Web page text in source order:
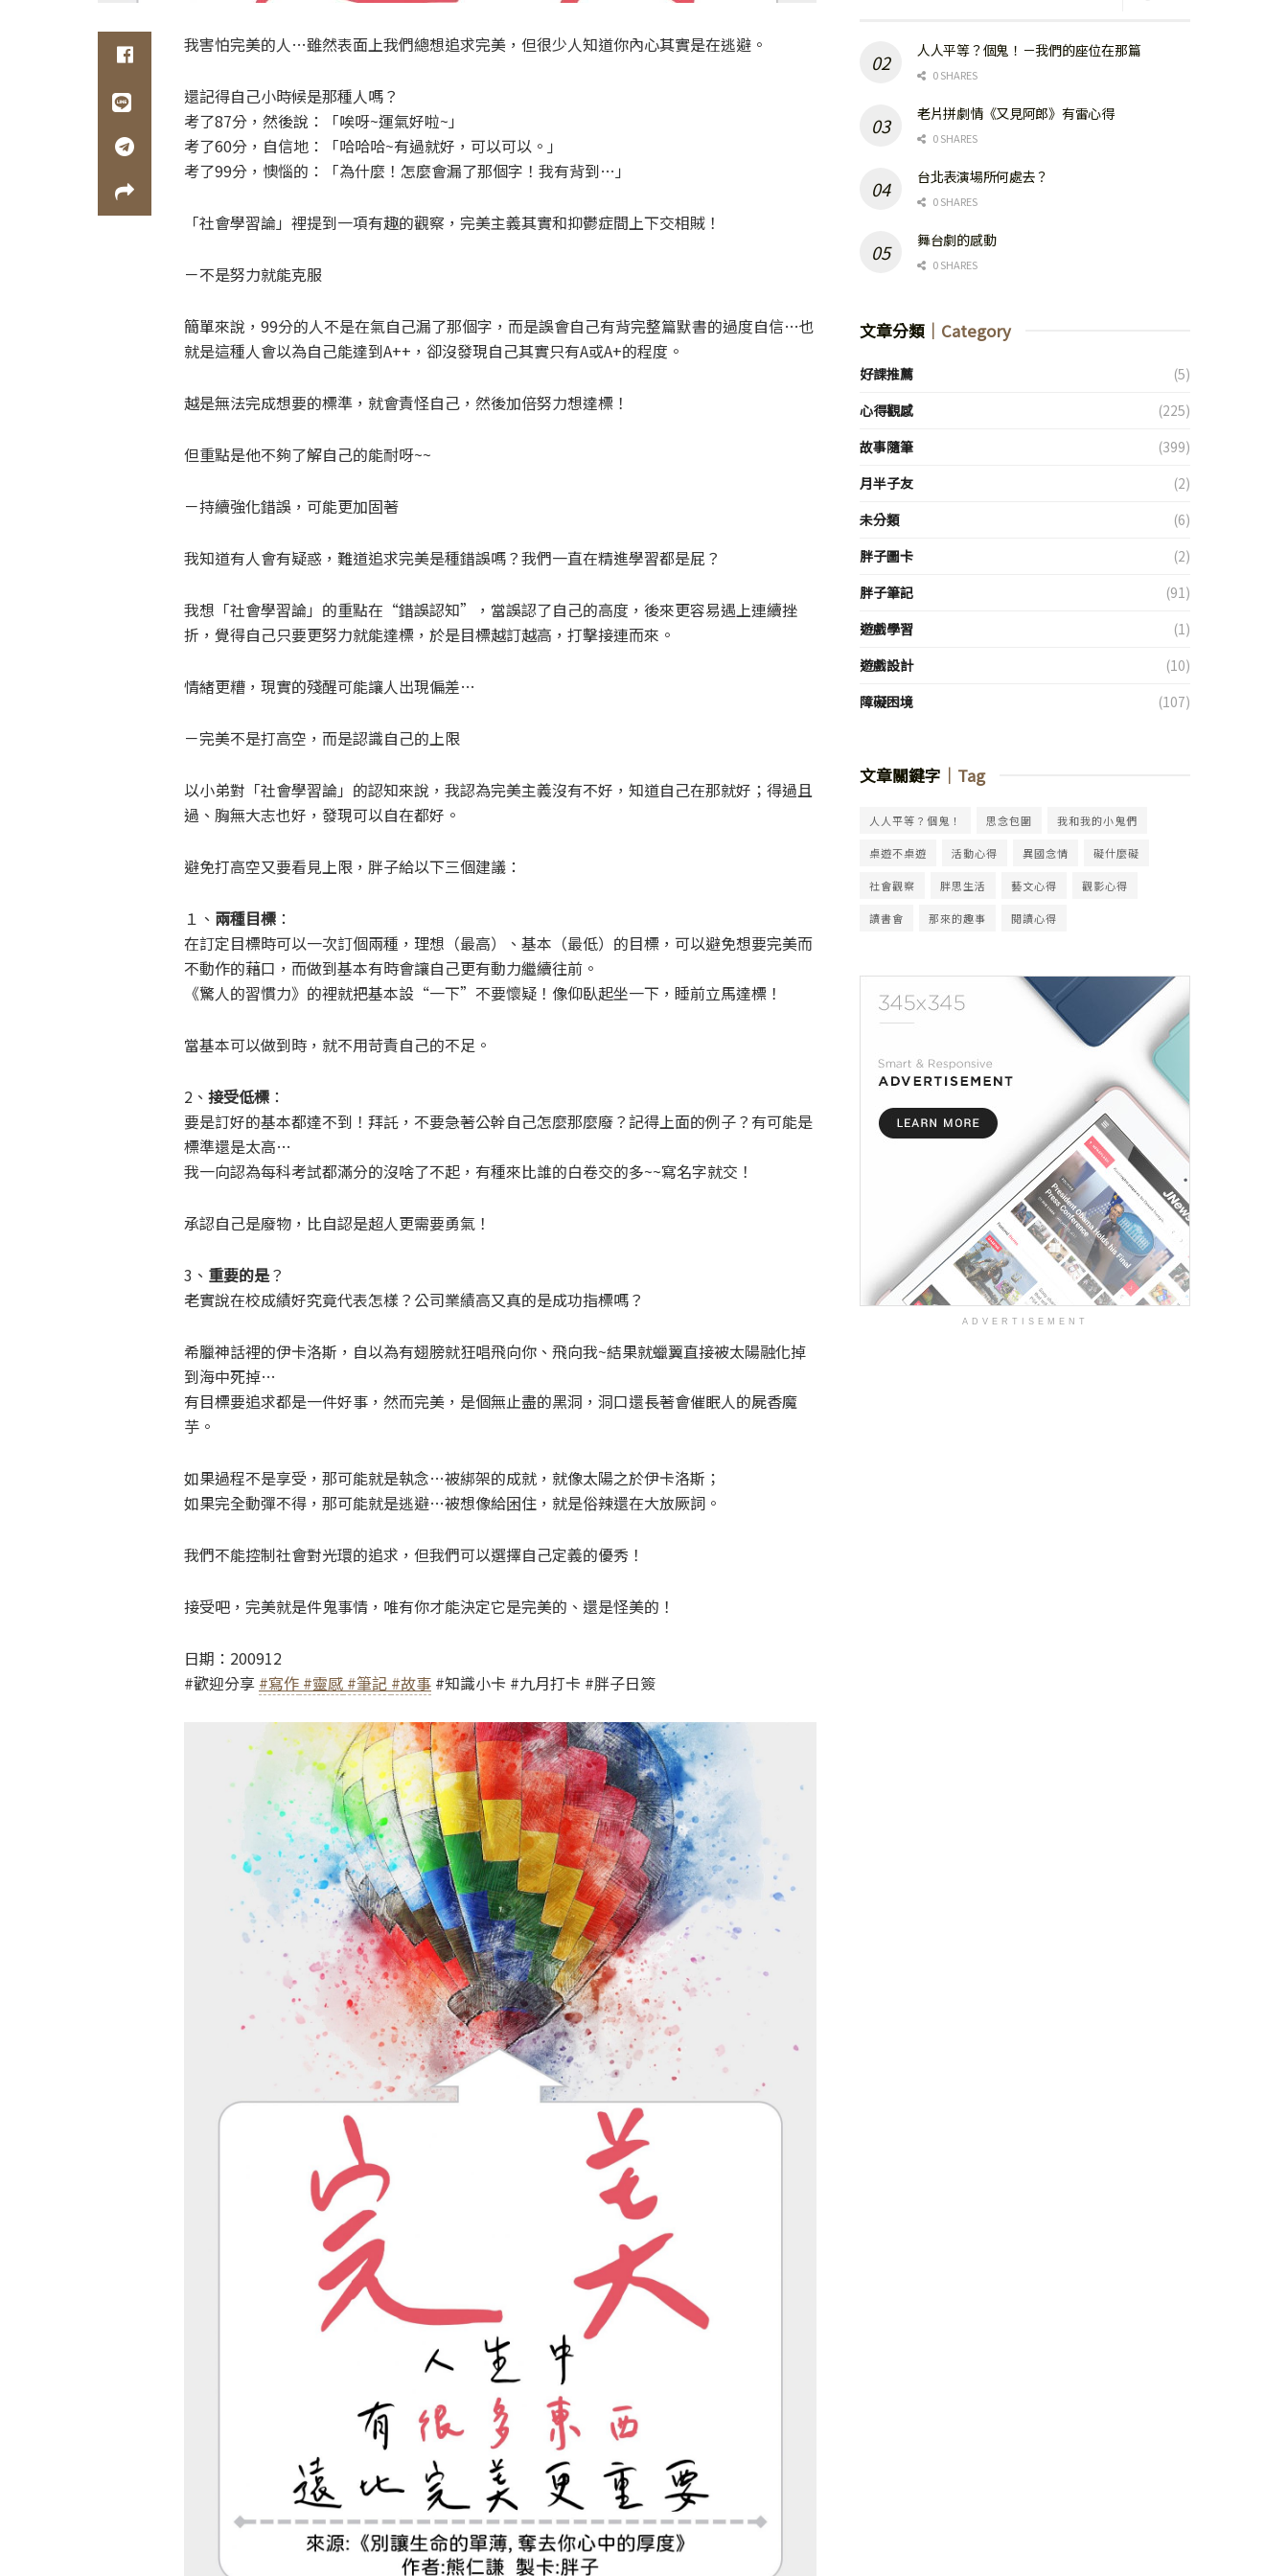
我害怕完美的人…雖然表面上我們總想追求完美，但很少人知道你內心其實是在逃避。
還記得自己小時候是那種人嗎？
考了87分，然後說：「唉呀~運氣好啦~」
考了60分，自信地：「哈哈哈~有過就好，可以可以。」
考了99分，懊惱的：「為什麼！怎麼會漏了那個字！我有背到…」
「社會學習論」裡提到一項有趣的觀察，完美主義其實和抑鬱症間上下交相賊！
－不是努力就能克服
簡單來說，99分的人不是在氣自己漏了那個字，而是誤會自己有背完整篇默書的過度自信…也
就是這種人會以為自己能達到A++，卻沒發現自己其實只有A或A+的程度。
越是無法完成想要的標準，就會責怪自己，然後加倍努力想達標！
但重點是他不夠了解自己的能耐呀~~
－持續強化錯誤，可能更加固著
我知道有人會有疑惑，難道追求完美是種錯誤嗎？我們一直在精進學習都是屁？
我想「社會學習論」的重點在“錯誤認知”，當誤認了自己的高度，後來更容易遇上連續挫
折，覺得自己只要更努力就能達標，於是目標越訂越高，打擊接連而來。
情緒更糟，現實的殘醒可能讓人出現偏差…
－完美不是打高空，而是認識自己的上限
以小弟對「社會學習論」的認知來說，我認為完美主義沒有不好，知道自己在那就好；得過且
過、胸無大志也好，發現可以自在都好。
避免打高空又要看見上限，胖子給以下三個建議：
１、 兩種目標 ：
在訂定目標時可以一次訂個兩種，理想（最高）、基本（最低）的目標，可以避免想要完美而
不動作的藉口，而做到基本有時會讓自己更有動力繼續往前。
《驚人的習慣力》的裡就把基本設“一下”不要懷疑！像仰臥起坐一下，睡前立馬達標！
當基本可以做到時，就不用苛責自己的不足。
2、 接受低標 ：
要是訂好的基本都達不到！拜託，不要急著公幹自己怎麼那麼廢？記得上面的例子？有可能是
標準還是太高…
我一向認為每科考試都滿分的沒啥了不起，有種來比誰的白卷交的多~~寫名字就交！
承認自己是廢物，比自認是超人更需要勇氣！
3、 重要的是？
老實說在校成績好究竟代表怎樣？公司業績高又真的是成功指標嗎？
希臘神話裡的伊卡洛斯，自以為有翅膀就狂唱飛向你、飛向我~結果就蠟翼直接被太陽融化掉
到海中死掉…
有目標要追求都是一件好事，然而完美，是個無止盡的黑洞，洞口還長著會催眠人的屍香魔
芋。
如果過程不是享受，那可能就是執念…被綁架的成就，就像太陽之於伊卡洛斯；
如果完全動彈不得，那可能就是逃避…被想像給困住，就是俗辣還在大放厥詞。
我們不能控制社會對光環的追求，但我們可以選擇自己定義的優秀！
接受吧，完美就是件鬼事情，唯有你才能決定它是完美的、還是怪美的！
日期：200912
#歡迎分享 #寫作 #靈感 #筆記 #故事 #知識小卡 #九月打卡 #胖子日簽
人人平等？個鬼！－我們的座位在那篇
0 SHARES
老片拼劇情《又見阿郎》有雷心得
0 SHARES
台北表演場所何處去？
0 SHARES
舞台劇的感動
0 SHARES
文章分類 ｜Category
好課推薦
(5)
心得觀感
(225)
故事隨筆
(399)
月半子友
(2)
未分類
(6)
胖子圖卡
(2)
胖子筆記
(91)
遊戲學習
(1)
遊戲設計
(10)
障礙困境
(107)
文章關鍵字 ｜Tag
人人平等？個鬼！ 思念包圍 我和我的小鬼們
桌遊不桌遊 活動心得 異國念情 礙什麼礙
社會觀察 胖思生活 藝文心得 觀影心得
讀書會 那來的趣事 閱讀心得
ADVERTISEMENT